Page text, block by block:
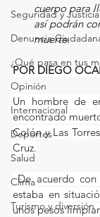
Seguridad y Justicia
Denuncia
¿Qué pasa en tus
Opinión
Internacional
Deportes
Salud
Clima
Turismo y diversión
cuerpo para
así podrán
muerte.
POR DIEGO
Un hombre de
encontrado
Colón y Las
Cruz.
De acuerdo con autoridades, la víctima
estaba en
unos pesos